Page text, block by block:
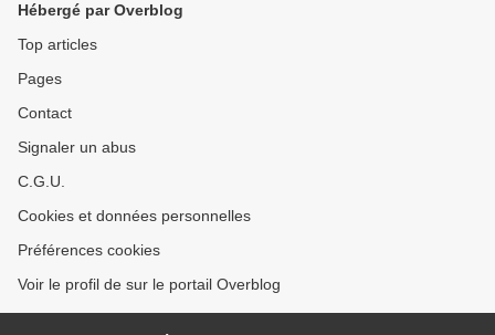
Hébergé par Overblog
Top articles
Pages
Contact
Signaler un abus
C.G.U.
Cookies et données personnelles
Préférences cookies
Voir le profil de sur le portail Overblog